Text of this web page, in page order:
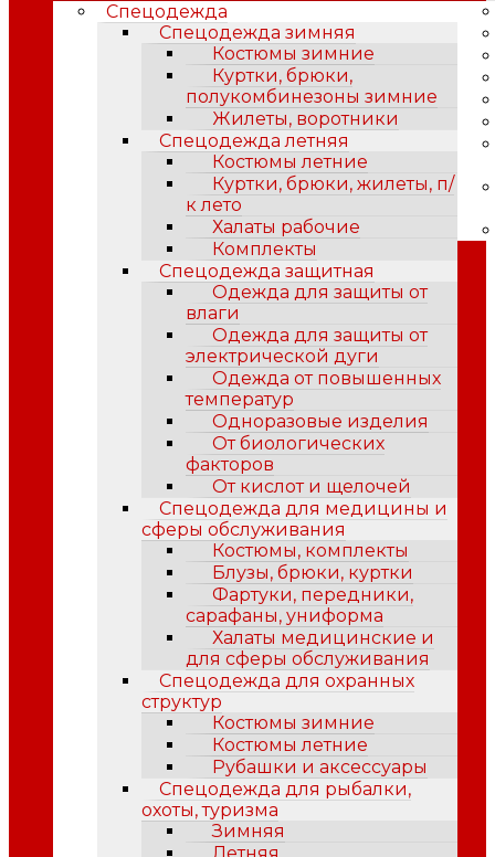
Спецодежда
Спецодежда зимняя
Костюмы зимние
Куртки, брюки,
полукомбинезоны зимние
Жилеты, воротники
Спецодежда летняя
Костюмы летние
Куртки, брюки, жилеты, п/
к лето
Халаты рабочие
Комплекты
Спецодежда защитная
Одежда для защиты от
влаги
Одежда для защиты от
электрической дуги
Одежда от повышенных
температур
Одноразовые изделия
От биологических
факторов
От кислот и щелочей
Спецодежда для медицины и
сферы обслуживания
Костюмы, комплекты
Блузы, брюки, куртки
Фартуки, передники,
сарафаны, униформа
Халаты медицинские и
для сферы обслуживания
Спецодежда для охранных
структур
Костюмы зимние
Костюмы летние
Рубашки и аксессуары
Спецодежда для рыбалки,
охоты, туризма
Зимняя